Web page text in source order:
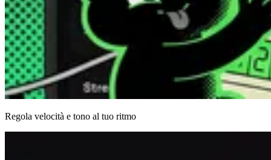
Regola velocità e tono al tuo ritmo